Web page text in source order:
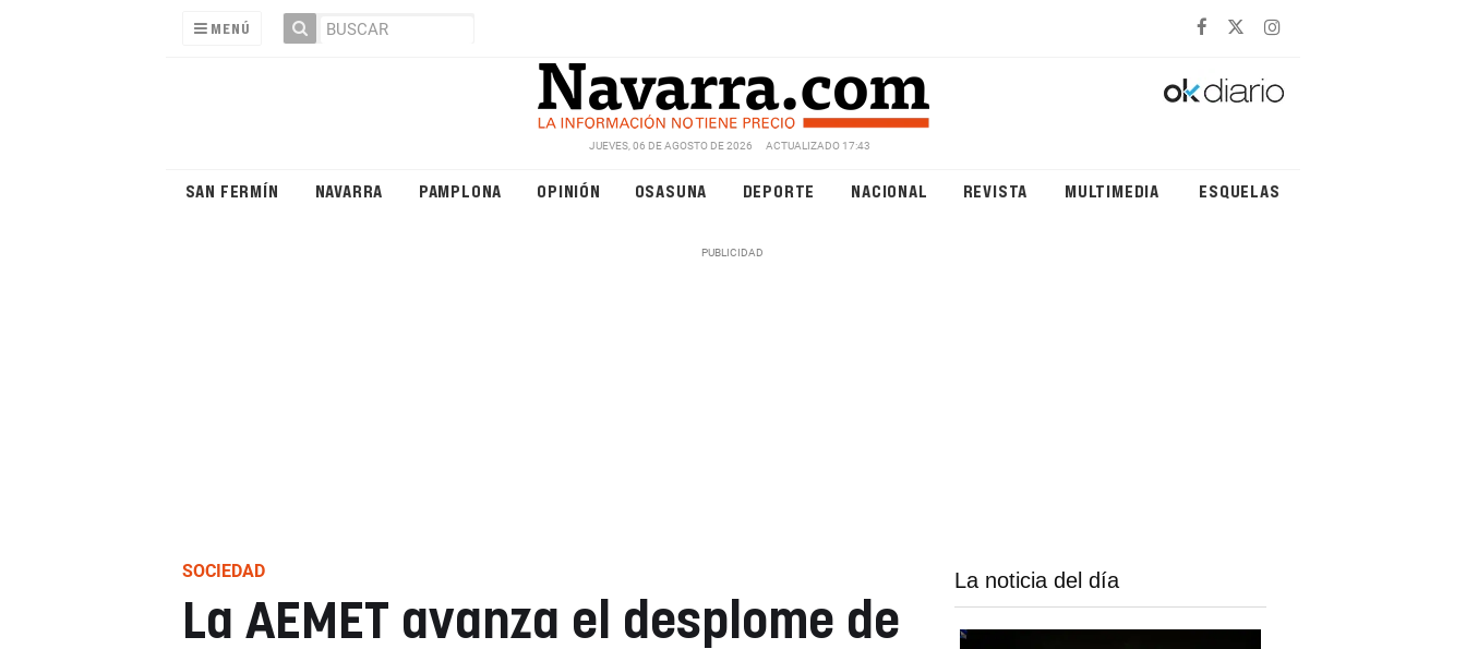
MENÚ
JUEVES, 06 DE AGOSTO DE 2026 ACTUALIZADO 17:43
SAN FERMÍN NAVARRA PAMPLONA OPINIÓN OSASUNA DEPORTE NACIONAL REVISTA MULTIMEDIA ESQUELAS
SOCIEDAD
La AEMET avanza el desplome de
La noticia del día